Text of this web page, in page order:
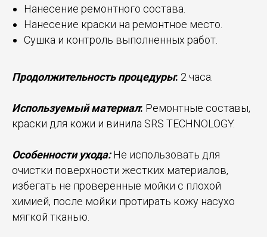
Нанесение ремонтного состава.
Нанесение краски на ремонтное место.
Сушка и контроль выполненных работ.
Продолжительность процедуры: 2 часа.
Используемый материал: Ремонтные составы,
краски для кожи и винила SRS TECHNOLOGY.
Особенности ухода:Не использовать для
очистки поверхности жестких материалов,
избегать не проверенные мойки с плохой
химией, после мойки протирать кожу насухо
мягкой тканью.